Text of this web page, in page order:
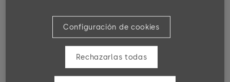
Configuración de cookies
Rechazarlas todas